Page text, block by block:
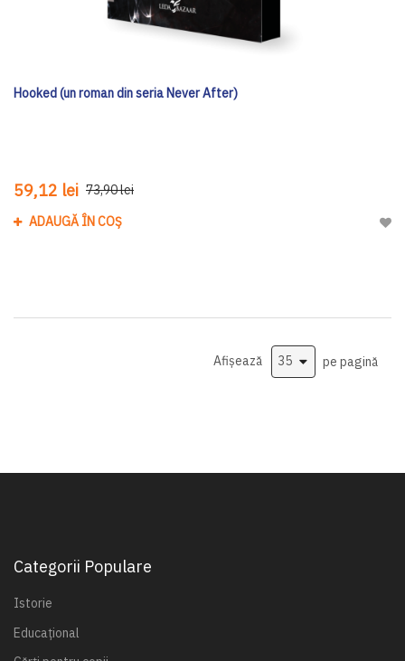
Hooked (un roman din seria Never After)
59,12 lei 73,90 lei
ADAUGĂ ÎN COȘ
Afișează pe pagină
Categorii Populare
Istorie
Educațional